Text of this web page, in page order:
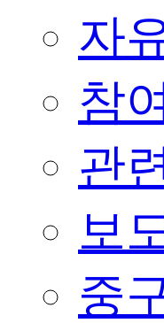
자
참
관
보
중